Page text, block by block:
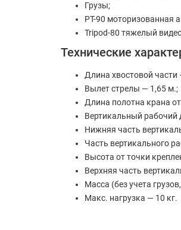
Грузы;
PT-90 моторизованная
Tripod-80 тяжелый
Технические
Длина хвостовой части
Вылет стрелы — 1,65 м.;
Длина полотна крана
Вертикальный рабочий
Нижняя часть
Часть вертикального
Высота от точки
Верхняя часть
Масса (без учета
Макс. нагрузка — 10 кг.